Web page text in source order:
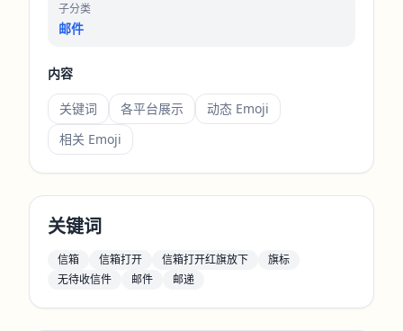
子分类
邮件
内容
关键词 各平台展示
动态 Emoji
相关 Emoji
关键词
信箱 信箱打开 信箱打开红旗放下
旗标
无待收信件
邮件 邮递